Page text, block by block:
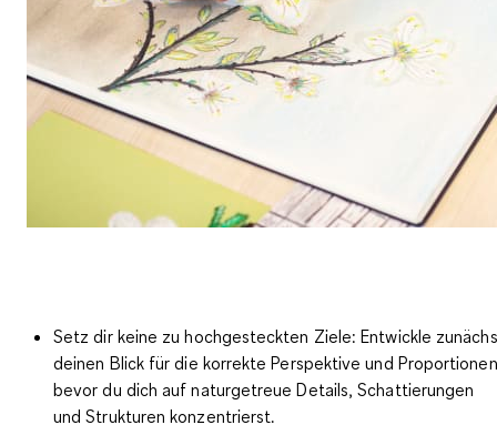
Setz dir keine zu hochgesteckten Ziele: Entwickle
deinen Blick für die korrekte Perspektive und
bevor du dich auf naturgetreue Details, Schattierungen
und Strukturen konzentrierst.